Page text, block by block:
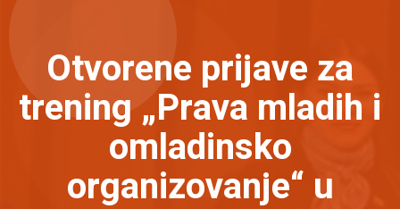
Otvorene prijave za
trening „Prava mladih i
omladinsko
organizovanje“ u